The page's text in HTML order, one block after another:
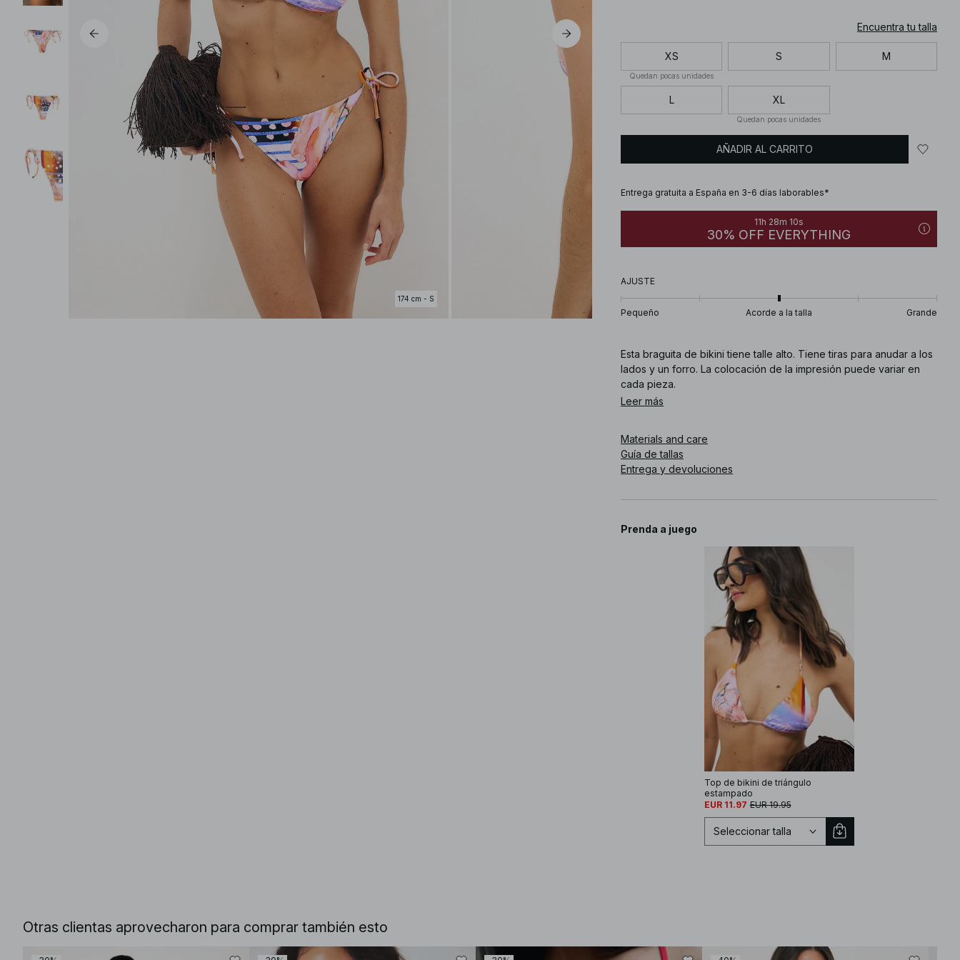
174 cm - S
Encuentra tu talla
XS
Quedan pocas unidades
S M
L XL
Quedan pocas unidades
AÑADIR AL CARRITO
Entrega gratuita a España en 3-6 días laborables*
11h 28m 09s
30% OFF EVERYTHING
AJUSTE
Pequeño Acorde a la talla Grande
Esta braguita de bikini tiene talle alto. Tiene tiras para anudar a los
lados y un forro. La colocación de la impresión puede variar en
cada pieza.
Leer más
Materials and care
Guía de tallas
Entrega y devoluciones
Prenda a juego
Top de bikini de triángulo
estampado
EUR 11.97 EUR 19.95
Seleccionar talla
Otras clientas aprovecharon para comprar también esto